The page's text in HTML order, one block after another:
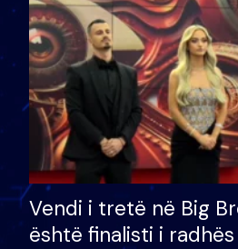
Vendi i tretë në Big
është finalisti i